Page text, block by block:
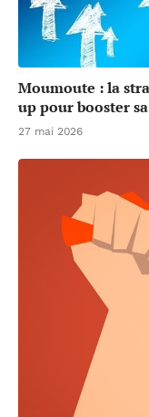
Moumoute : la
up pour booster
27 mai 2026